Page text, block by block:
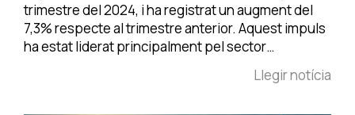
trimestre del 2024, i ha registrat un augment del
7,3% respecte al trimestre anterior. Aquest impuls
ha estat liderat principalment pel sector…
Llegir notícia